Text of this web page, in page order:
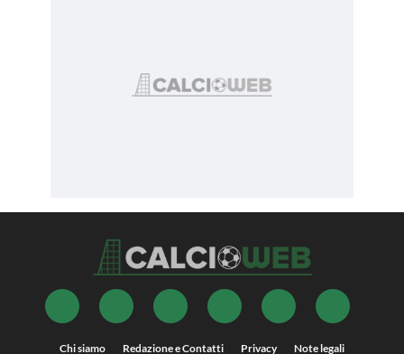
Chi siamo Redazione e Contatti Privacy Note legali